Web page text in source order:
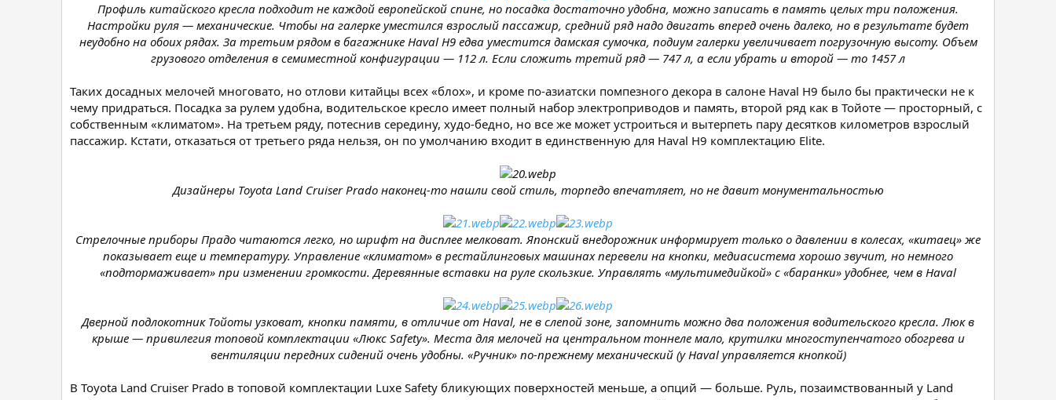
Профиль китайского кресла подходит не каждой европейской спине, но посадка достаточно удобна, можно записать в память целых три положения.
Настройки руля — механические. Чтобы на галерке уместился взрослый пассажир, средний ряд надо двигать вперед очень далеко, но в результате будет
неудобно на обоих рядах. За третьим рядом в багажнике Haval H9 едва уместится дамская сумочка, подиум галерки увеличивает погрузочную высоту. Объем
грузового отделения в семиместной конфигурации — 112 л. Если сложить третий ряд — 747 л, а если убрать и второй — то 1457 л
Таких досадных мелочей многовато, но отлови китайцы всех «блох», и кроме по-азиатски помпезного декора в салоне Haval H9 было бы практически не к
чему придраться. Посадка за рулем удобна, водительское кресло имеет полный набор электроприводов и память, второй ряд как в Тойоте — просторный, с
собственным «климатом». На третьем ряду, потеснив середину, худо-бедно, но все же может устроиться и вытерпеть пару десятков километров взрослый
пассажир. Кстати, отказаться от третьего ряда нельзя, он по умолчанию входит в единственную для Haval H9 комплектацию Elite.
Дизайнеры Toyota Land Cruiser Prado наконец-то нашли свой стиль, торпедо впечатляет, но не давит монументальностью
Стрелочные приборы Прадо читаются легко, но шрифт на дисплее мелковат. Японский внедорожник информирует только о давлении в колесах, «китаец» же
показывает еще и температуру. Управление «климатом» в рестайлинговых машинах перевели на кнопки, медиасистема хорошо звучит, но немного
«подтормаживает» при изменении громкости. Деревянные вставки на руле скользкие. Управлять «мультимедийкой» с «баранки» удобнее, чем в Haval
Дверной подлокотник Тойоты узковат, кнопки памяти, в отличие от Haval, не в слепой зоне, запомнить можно два положения водительского кресла. Люк в
крыше — привилегия топовой комплектации «Люкс Safety». Места для мелочей на центральном тоннеле мало, крутилки многоступенчатого обогрева и
вентиляции передних сидений очень удобны. «Ручник» по-прежнему механический (у Haval управляется кнопкой)
В Toyota Land Cruiser Prado в топовой комплектации Luxe Safety бликующих поверхностей меньше, а опций — больше. Руль, позаимствованный у Land